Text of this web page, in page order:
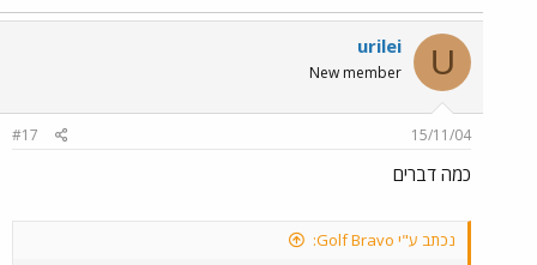
U
urilei
New member
15/11/04
#17
כמה דברים
נכתב ע"י Golf Bravo: